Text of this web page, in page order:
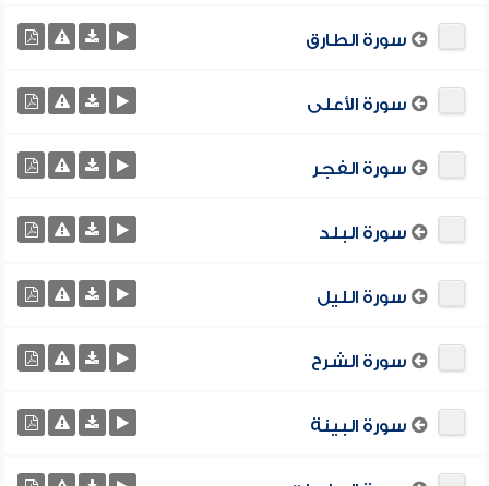
سورة الطارق
سورة الأعلى
سورة الفجر
سورة البلد
سورة الليل
سورة الشرح
سورة البينة